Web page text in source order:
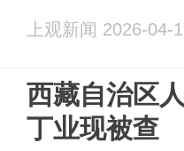
上观新闻 2026-04-
西藏自治区
丁业现被查